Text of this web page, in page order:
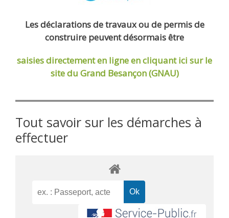
Les déclarations de travaux ou de permis de
construire peuvent désormais être
saisies directement en ligneen cliquant ici sur le
site du Grand Besançon (GNAU)
Tout savoir sur les démarches à
effectuer